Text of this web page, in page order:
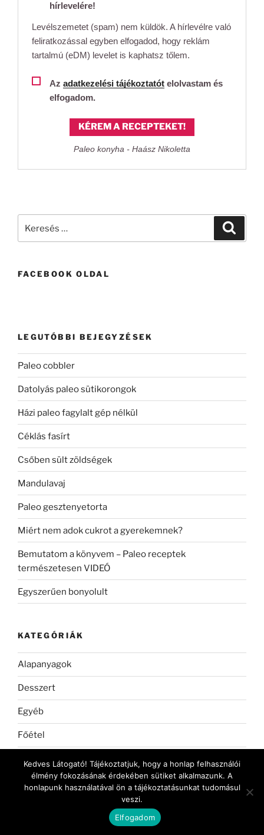
hírlevelére!
Levélszemetet (spam) nem küldök. A hírlevélre való
feliratkozással egyben elfogadod, hogy reklám
tartalmú (eDM) levelet is kaphatsz tőlem.
Az adatkezelési tájékoztatótelolvastam és
elfogadom.
KÉREM A RECEPTEKET!
Paleo konyha - Haász Nikoletta
FACEBOOK OLDAL
LEGUTÓBBI BEJEGYZÉSEK
Paleo cobbler
Datolyás paleo sütikorongok
Házi paleo fagylalt gép nélkül
Céklás fasírt
Csőben sült zöldségek
Mandulavaj
Paleo gesztenyetorta
Miért nem adok cukrot a gyerekemnek?
Bemutatom a könyvem – Paleo receptek
természetesen VIDEÓ
Egyszerűen bonyolult
KATEGÓRIÁK
Alapanyagok
Desszert
Egyéb
Főétel
Kenyér
Köret
Nagy paleo konyha teszt
Kedves Látogató! Tájékoztatjuk, hogy a honlap felhasználói
élmény fokozásának érdekében sütiket alkalmazunk. A
honlapunk használatával ön a tájékoztatásunkat tudomásul
veszi.
Elfogadom